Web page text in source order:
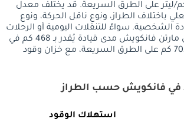
داخل المدينة 9 كم/ليتر على الطرق السريعة. قد يختلف معدل
باختلاف الطراز، ونوع ناقل الحركة، ونوع
الشخصية. سواءً للتنقلات اليومية أو الرحلات
الطويلة، توفر أستون مارتن فانكويش مدى قيادة يُقدر بـ 468 كم في
المدينة، ويصل إلى 702 كم على الطرق السريعة، مع خزان وقود
في فانكويش حسب الطراز
استهلاك الوقود